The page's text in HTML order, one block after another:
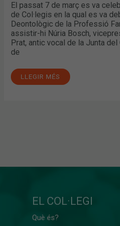
El passat 7 de març es va
de Col·legis en la qual es va
Deontològic de la Professió
assistir-hi Núria Bosch,
Prat, antic vocal de la Junta del
de
LLEGIR MÉS
EL COL·LEGI
Què és?